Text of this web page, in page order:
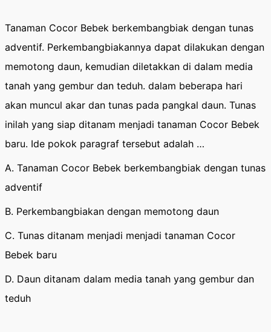
Tanaman Cocor Bebek berkembangbiak dengan tunas
adventif. Perkembangbiakannya dapat dilakukan dengan
memotong daun, kemudian diletakkan di dalam media
tanah yang gembur dan teduh. dalam beberapa hari
akan muncul akar dan tunas pada pangkal daun. Tunas
inilah yang siap ditanam menjadi tanaman Cocor Bebek
baru. Ide pokok paragraf tersebut adalah …
A. Tanaman Cocor Bebek berkembangbiak dengan tunas
adventif
B. Perkembangbiakan dengan memotong daun
C. Tunas ditanam menjadi menjadi tanaman Cocor
Bebek baru
D. Daun ditanam dalam media tanah yang gembur dan
teduh